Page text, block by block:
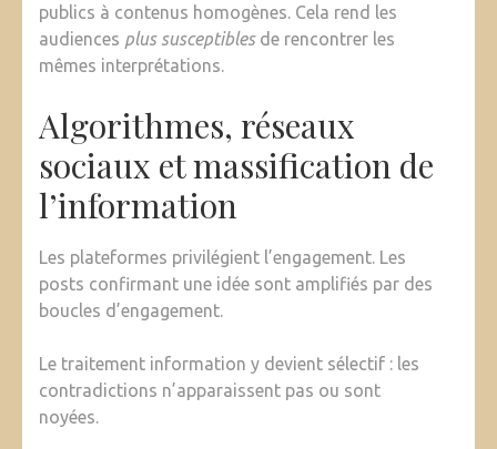
publics à contenus homogènes. Cela rend les
audiences plus susceptiblesde rencontrer les
mêmes interprétations.
Algorithmes, réseaux
sociaux et massification de
l’information
Les plateformes privilégient l’engagement. Les
posts confirmant une idée sont amplifiés par des
boucles d’engagement.
Le traitement information y devient sélectif : les
contradictions n’apparaissent pas ou sont
noyées.